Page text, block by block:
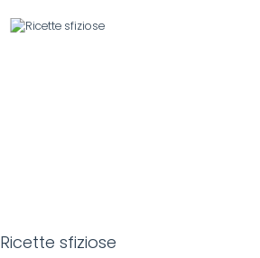
Ricette sfiziose